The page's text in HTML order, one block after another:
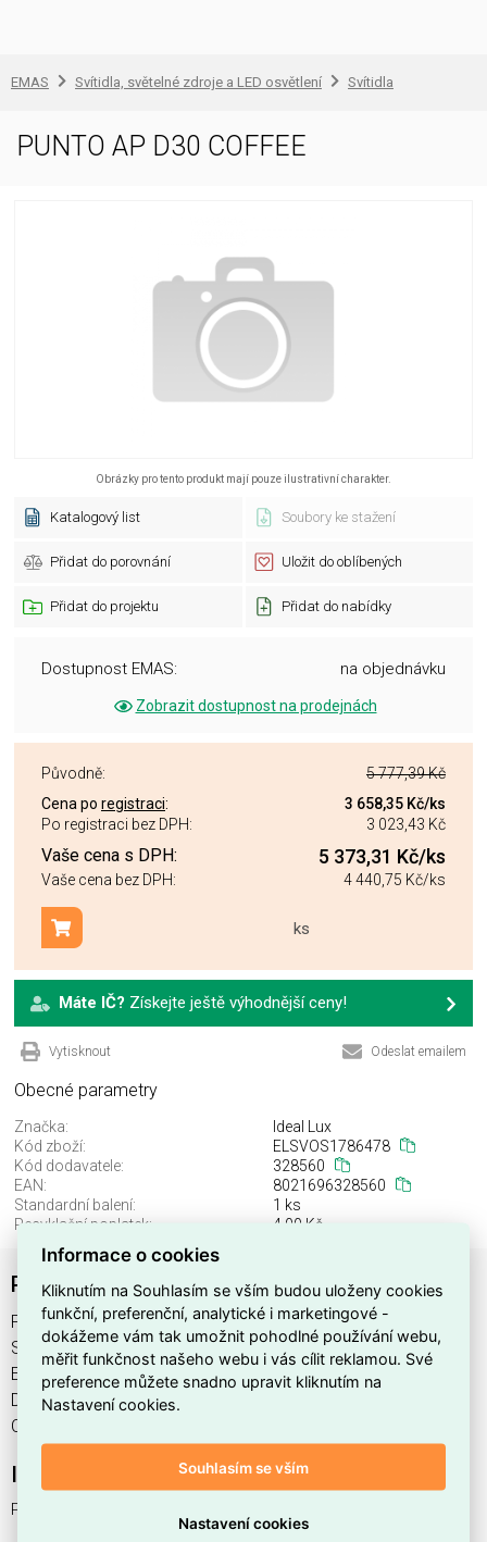
EMAS Svítidla, světelné zdroje a LED osvětlení Svítidla
PUNTO AP D30 COFFEE
Obrázky pro tento produkt mají pouze ilustrativní charakter.
Katalogový list Soubory ke stažení
Přidat do porovnání Uložit do oblíbených
Přidat do projektu Přidat do nabídky
Dostupnost EMAS: na objednávku
Zobrazit dostupnost na prodejnách
Původně:
5 777,39 Kč
Cena po registraci: 3 658,35 Kč/ks
Po registraci bez DPH:
3 023,43 Kč
Vaše cena s DPH: 5 373,31 Kč/ks
Vaše cena bez DPH: 4 440,75 Kč/ks
ks
Přidat do košíku
Máte IČ? Získejte ještě výhodnější ceny!
Vytisknout Odeslat emailem
Obecné parametry
Značka:
Ideal Lux
Kód zboží:
ELSVOS1786478
Kód dodavatele:
328560
EAN:
8021696328560
Standardní balení:
1 ks
Recyklační poplatek:
4,00 Kč
PUNTO AP D30 COFFEE
PUNTO AP D30 COFFEE najdete v kategoriích Svítidla,
Svítidla, světelné zdroje a LED osvětlení, výrobce Ideal Lux,
EAN 8021696328560, kód dodavatele 328560. PUNTO AP
D30 COFFEE nabízíme od 1 ks. Kód EMAS PUNTO AP D30
COFFEE je ELSVOS1786478.
Interní název produktu
PUNTO AP D30 COFFEE
Informace o cookies
Kliknutím na Souhlasím se vším budou uloženy cookies
funkční, preferenční, analytické i marketingové -
dokážeme vám tak umožnit pohodlné používání webu,
měřit funkčnost našeho webu i vás cílit reklamou. Své
preference můžete snadno upravit kliknutím na
Nastavení cookies.
Souhlasím se vším
Nastavení cookies